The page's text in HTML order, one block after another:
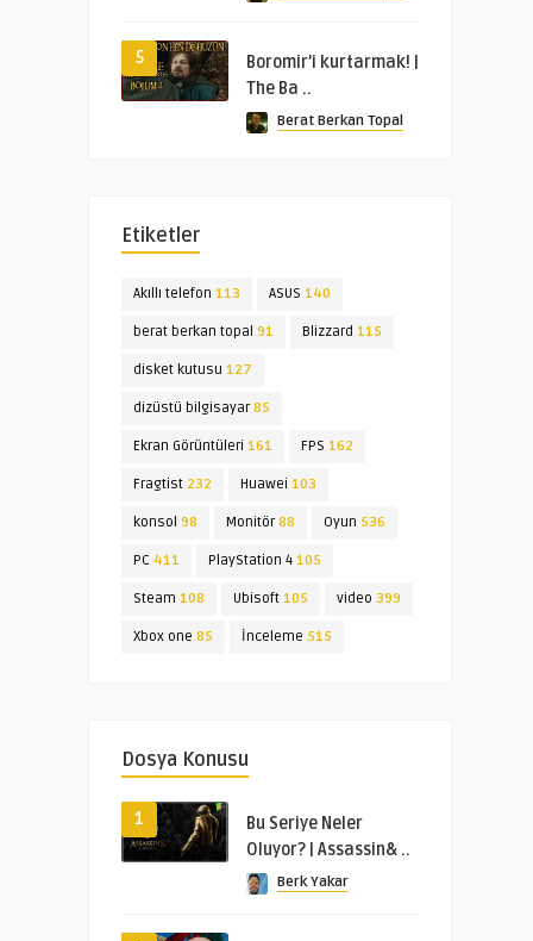
5
Boromir’i kurtarmak! |
The Ba ..
Berat Berkan Topal
Etiketler
Akıllı telefon 113 ASUS 140
berat berkan topal 91 Blizzard 115
disket kutusu 127
dizüstü bilgisayar85
Ekran Görüntüleri 161 FPS 162
Fragtist 232 Huawei 103
konsol 98 Monitör88 Oyun 536
PC 411 PlayStation 4 105
Steam 108 Ubisoft 105 video 399
Xbox one 85 İnceleme 515
Dosya Konusu
1
Bu Seriye Neler
Oluyor? | Assassin& ..
Berk Yakar